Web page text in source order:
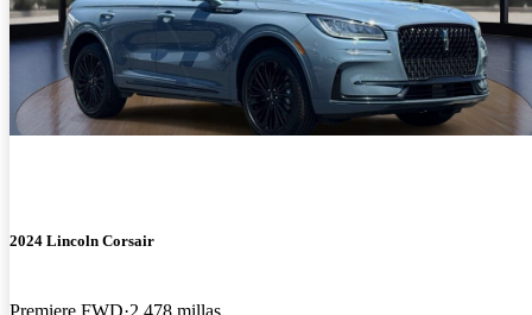
2024 Lincoln Corsair
Premiere FWD 2,478 millas